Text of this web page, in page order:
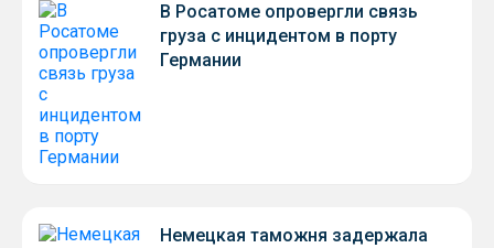
В Росатоме опровергли связь
груза с инцидентом в порту
Германии
Немецкая таможня задержала